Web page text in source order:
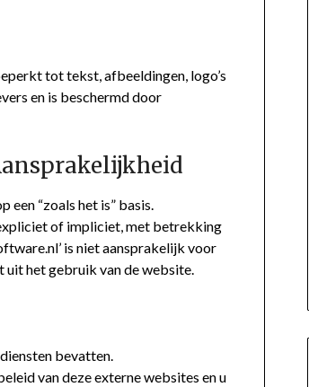
tot tekst, afbeeldingen, logo’s
en is beschermd door
“zoals het is” basis.
of impliciet, met betrekking
is niet aansprakelijk voor
het gebruik van de website.
bevatten.
van deze externe websites en u